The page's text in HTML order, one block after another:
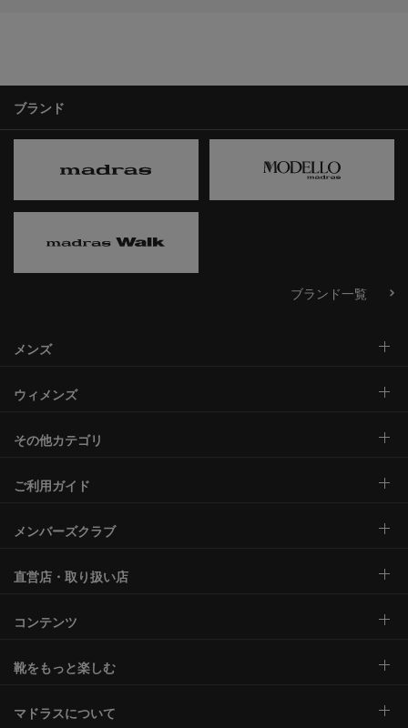
ブランド
ブランド一覧
メンズ
ウィメンズ
その他カテゴリ
ご利用ガイド
メンバーズクラブ
直営店・取り扱い店
コンテンツ
靴をもっと楽しむ
マドラスについて